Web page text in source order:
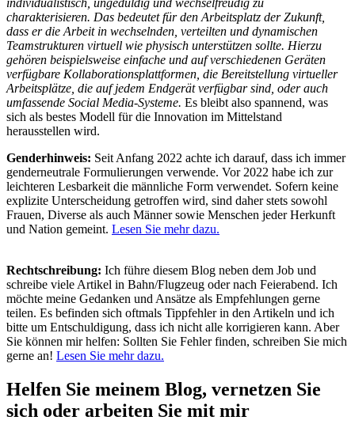
individualistisch, ungeduldig und wechselfreudig zu
charakterisieren. Das bedeutet für den Arbeitsplatz der Zukunft,
dass er die Arbeit in wechselnden, verteilten und dynamischen
Teamstrukturen virtuell wie physisch unterstützen sollte. Hierzu
gehören beispielsweise einfache und auf verschiedenen Geräten
verfügbare Kollaborationsplattformen, die Bereitstellung virtueller
Arbeitsplätze, die auf jedem Endgerät verfügbar sind, oder auch
umfassende Social Media-Systeme. Es bleibt also spannend, was
sich als bestes Modell für die Innovation im Mittelstand
herausstellen wird.
Genderhinweis: Seit Anfang 2022 achte ich darauf, dass ich immer
genderneutrale Formulierungen verwende. Vor 2022 habe ich zur
leichteren Lesbarkeit die männliche Form verwendet. Sofern keine
explizite Unterscheidung getroffen wird, sind daher stets sowohl
Frauen, Diverse als auch Männer sowie Menschen jeder Herkunft
und Nation gemeint. Lesen Sie mehr dazu.
Rechtschreibung: Ich führe diesem Blog neben dem Job und
schreibe viele Artikel in Bahn/Flugzeug oder nach Feierabend. Ich
möchte meine Gedanken und Ansätze als Empfehlungen gerne
teilen. Es befinden sich oftmals Tippfehler in den Artikeln und ich
bitte um Entschuldigung, dass ich nicht alle korrigieren kann. Aber
Sie können mir helfen: Sollten Sie Fehler finden, schreiben Sie mich
gerne an! Lesen Sie mehr dazu.
Helfen Sie meinem Blog, vernetzen Sie
sich oder arbeiten Sie mit mir